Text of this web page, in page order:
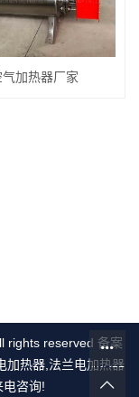
气加热器厂家
rights reserved 备案
加热器 法兰电加热器
电咨询!